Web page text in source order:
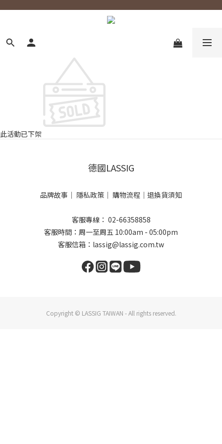
此活動已下架
德國LASSIG
品牌故事 ｜ 隱私政策 ｜ 購物流程 ｜ 退換貨須知
客服專線： 02-66358858
客服時間：周一至周五 10:00am - 05:00pm
客服信箱：lassig@lassig.com.tw
Copyright © LASSIG TAIWAN - All rights reserved.